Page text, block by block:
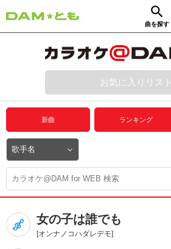
曲を探す
動画からさがす
ログイン
プレミアムサービス
DAM★とも動画
DAM★とも録音
カラオケ＠DAM
ユーザー検索
お気に入りリスト
新曲 ランキング
女の子は誰でも
[オンナノコハダレデモ]